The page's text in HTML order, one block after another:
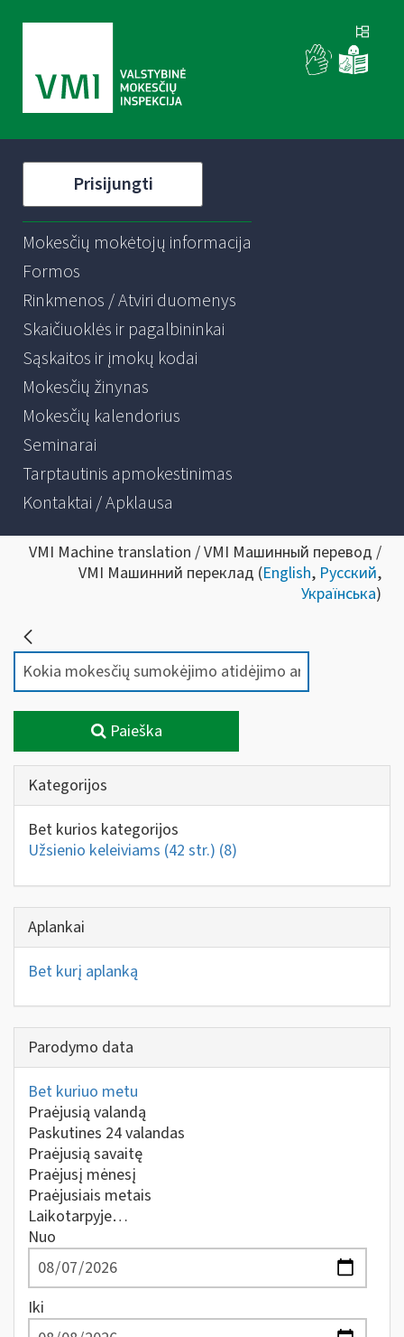
Prisijungti
Mokesčių mokėtojų informacija
Formos
Rinkmenos / Atviri duomenys
Skaičiuoklės ir pagalbininkai
Sąskaitos ir įmokų kodai
Mokesčių žinynas
Mokesčių kalendorius
Seminarai
Tarptautinis apmokestinimas
Kontaktai / Apklausa
VMI Machine translation / VMI Машинный перевод /
VMI Машинний переклад (English, Русский,
Українська)
Paieška
Kategorijos
Bet kurios kategorijos
Užsienio keleiviams (42 str.) (8)
Aplankai
Bet kurį aplanką
Parodymo data
Bet kuriuo metu
Praėjusią valandą
Paskutines 24 valandas
Praėjusią savaitę
Praėjusį mėnesį
Praėjusiais metais
Laikotarpyje…
Nuo
Iki